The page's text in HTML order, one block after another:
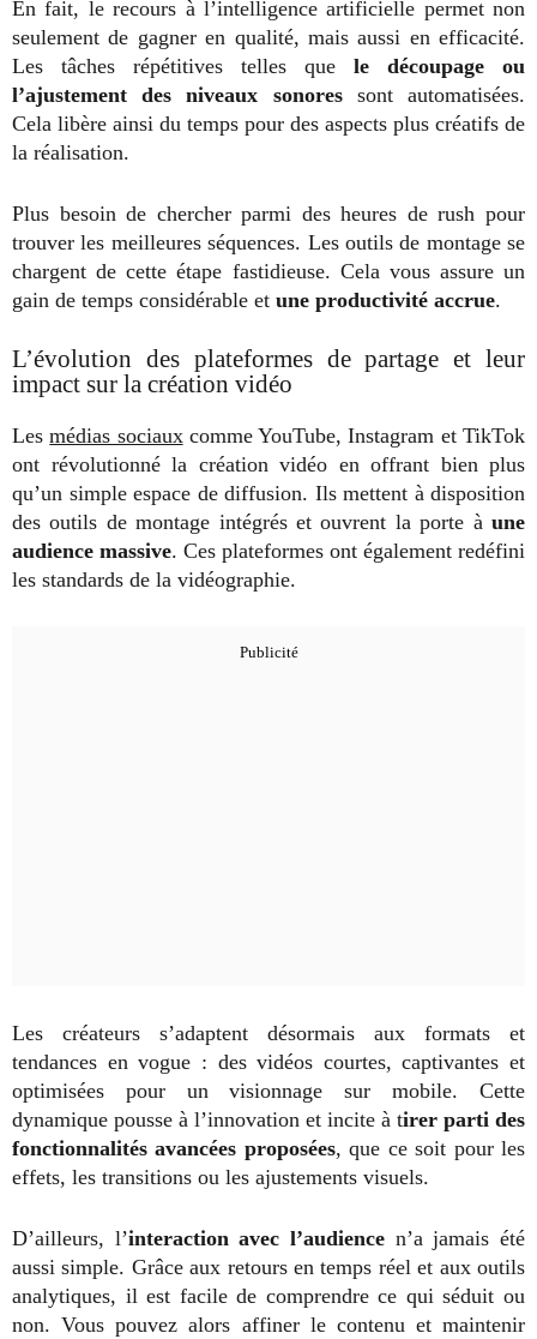
En fait, le recours à l’intelligence artificielle permet non
seulement de gagner en qualité, mais aussi en efficacité.
Les tâches répétitives telles que le découpage ou
l’ajustement des niveaux sonoressont automatisées.
Cela libère ainsi du temps pour des aspects plus créatifs de
la réalisation.
Plus besoin de chercher parmi des heures de rush pour
trouver les meilleures séquences. Les outils de montage se
chargent de cette étape fastidieuse. Cela vous assure un
gain de temps considérable et une productivité accrue.
L’évolution des plateformes de partage et leur
impact sur la création vidéo
Lesmédias sociauxcomme YouTube, Instagram et TikTok
ont révolutionné la création vidéo en offrant bien plus
qu’un simple espace de diffusion. Ils mettent à disposition
des outils de montage intégrés et ouvrent la porte à une
audience massive. Ces plateformes ont également redéfini
les standards de la vidéographie.
Les créateurs s’adaptent désormais aux formats et
tendances en vogue : des vidéos courtes, captivantes et
optimisées pour un visionnage sur mobile. Cette
dynamique pousse à l’innovation et incite à tirer parti des
fonctionnalités avancées proposées, que ce soit pour les
effets, les transitions ou les ajustements visuels.
D’ailleurs, l’interaction avec l’audience n’a jamais été
aussi simple. Grâce aux retours en temps réel et aux outils
analytiques, il est facile de comprendre ce qui séduit ou
non. Vous pouvez alors affiner le contenu et maintenir